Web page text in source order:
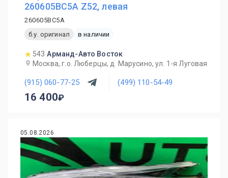
260605BC5A Z52, левая
260605BC5A
б.у. оригинал
в наличии
543 Арманд-Авто Восток
Москва, г.о. Люберцы, д. Марусино, ул. 1-я Луговая
(915) 060-77-25 (499) 110-54-49
16 400
05.08.2026